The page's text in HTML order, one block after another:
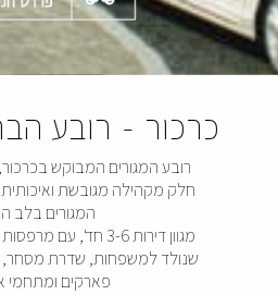
כרכור - רובע
רובע המגורים המבוקש
חלק מקהילה מגובשת
המגורים בלב
מגוון דירות 3-6 חד',
שנולד למשפחות, שדרת מסחר,
פארקים ומתחמי